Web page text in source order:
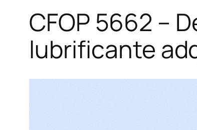
CFOP 5662 –
lubrificante